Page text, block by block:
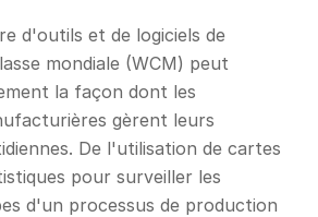
d'outils et de logiciels de
mondiale (WCM) peut
la façon dont les
gèrent leurs
De l'utilisation de cartes
pour surveiller les
d'un processus de production